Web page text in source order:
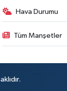
Hava Durumu
Tüm Manşetler